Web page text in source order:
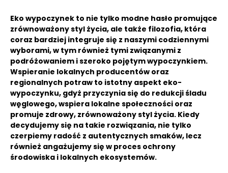
Eko wypoczynek to nie tylko modne hasło promujące
zrównoważony styl życia, ale także filozofia, która
coraz bardziej integruje się z naszymi codziennymi
wyborami, w tym również tymi związanymi z
podróżowaniem i szeroko pojętym wypoczynkiem.
Wspieranie lokalnych producentów oraz
regionalnych potraw to istotny aspekt eko-
wypoczynku, gdyż przyczynia się do redukcji śladu
węglowego, wspiera lokalne społeczności oraz
promuje zdrowy, zrównoważony styl życia. Kiedy
decydujemy się na takie rozwiązania, nie tylko
czerpiemy radość z autentycznych smaków, lecz
również angażujemy się w proces ochrony
środowiska i lokalnych ekosystemów.